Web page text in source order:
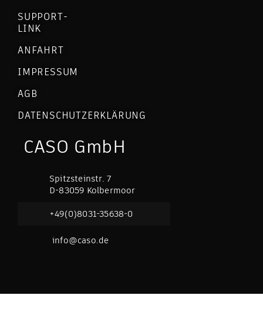
CASO GmbH
Spitzsteinstr. 7
D-83059 Kolbermoor
+49(0)8031-35638-0
info@caso.de
SUPPORT-
LINK
ANFAHRT
IMPRESSUM
AGB
DATENSCHUTZERKLÄRUNG